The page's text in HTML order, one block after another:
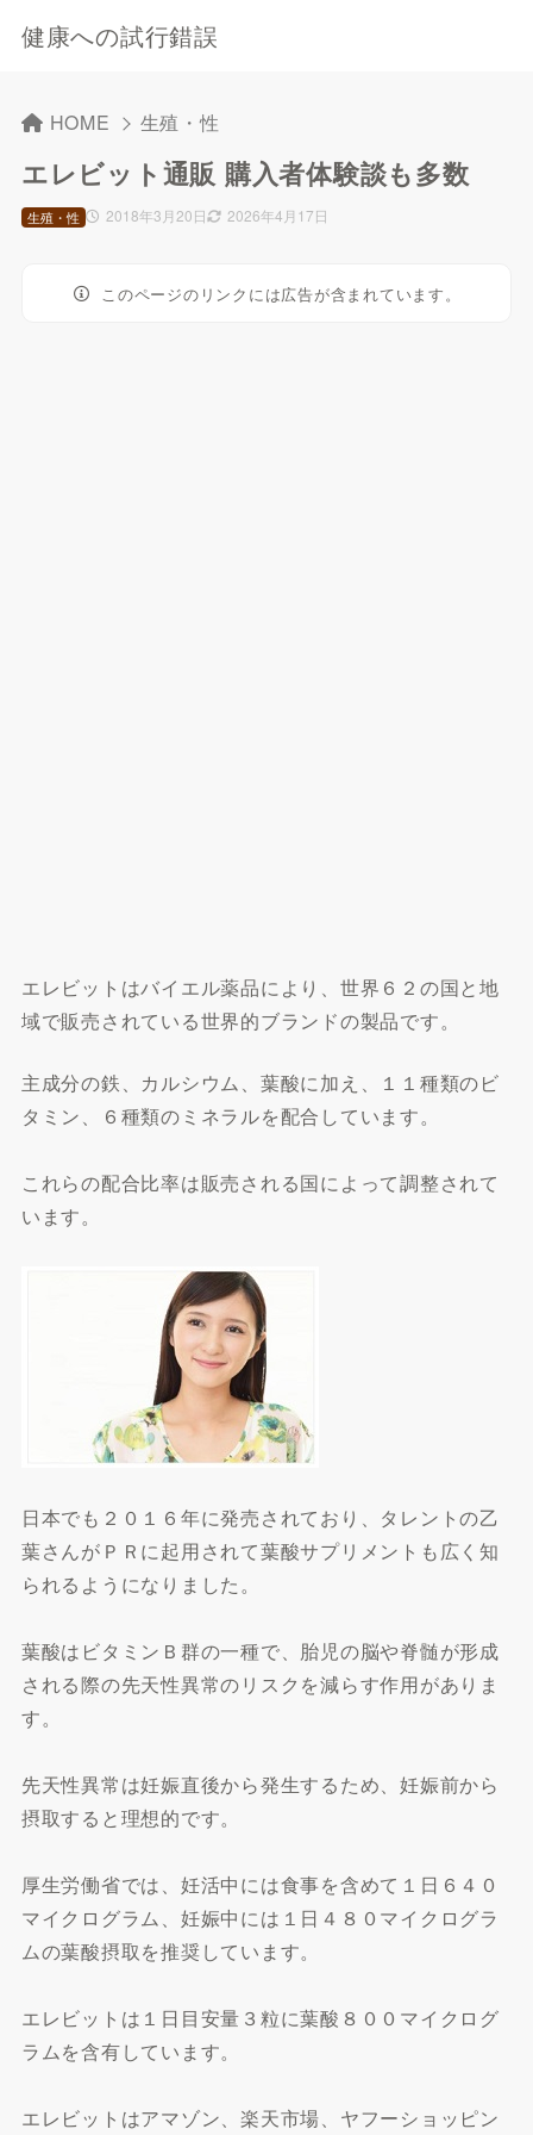
健康への試行錯誤
HOME 生殖・性
エレビット通販 購入者体験談も多数
2018年3月20日 2026年4月17日
生殖・性
このページのリンクには広告が含まれています。
エレビットはバイエル薬品により、世界６２の国と地
域で販売されている世界的ブランドの製品です。
主成分の鉄、カルシウム、葉酸に加え、１１種類のビ
タミン、６種類のミネラルを配合しています。
これらの配合比率は販売される国によって調整されて
います。
日本でも２０１６年に発売されており、タレントの乙
葉さんがＰＲに起用されて葉酸サプリメントも広く知
られるようになりました。
葉酸はビタミンＢ群の一種で、胎児の脳や脊髄が形成
される際の先天性異常のリスクを減らす作用がありま
す。
先天性異常は妊娠直後から発生するため、妊娠前から
摂取すると理想的です。
厚生労働省では、妊活中には食事を含めて１日６４０
マイクログラム、妊娠中には１日４８０マイクログラ
ムの葉酸摂取を推奨しています。
エレビットは１日目安量３粒に葉酸８００マイクログ
ラムを含有しています。
エレビットはアマゾン、楽天市場、ヤフーショッピン